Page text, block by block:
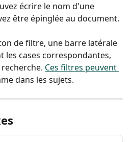
écrire le nom d'une
être épinglée au document.
de filtre, une barre latérale
les cases correspondantes,
Ces filtres peuvent
dans les sujets.